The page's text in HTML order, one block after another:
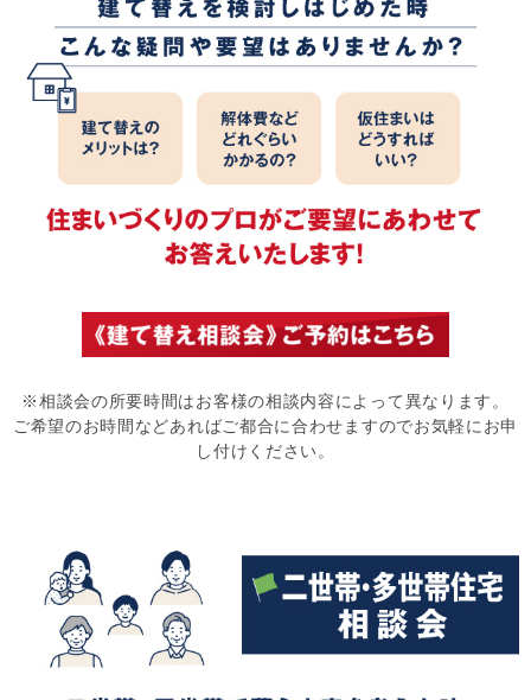
※相談会の所要時間はお客様の相談内容によって異なります。
ご希望のお時間などあればご都合に合わせますのでお気軽にお申
し付けください。